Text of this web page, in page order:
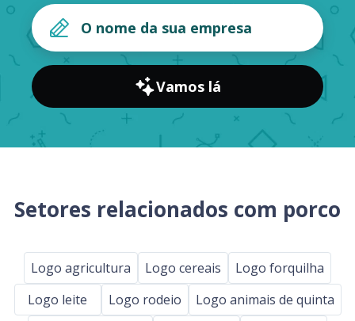
Vamos lá
Setores relacionados com porco
Logo agricultura Logo cereais
Logo forquilha
Logo leite
Logo rodeio
Logo animais de quinta